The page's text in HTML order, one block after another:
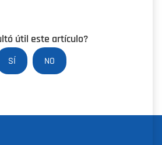
útil este artículo?
SÍ NO